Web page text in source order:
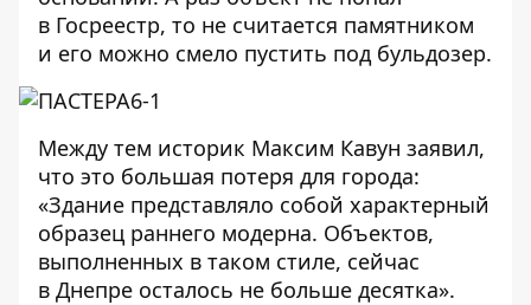
в Госреестр, то не считается памятником
и его можно смело пустить под бульдозер.
Между тем историк Максим Кавун заявил,
что это большая потеря для города:
«Здание представляло собой характерный
образец раннего модерна. Объектов,
выполненных в таком стиле, сейчас
в Днепре осталось не больше десятка».